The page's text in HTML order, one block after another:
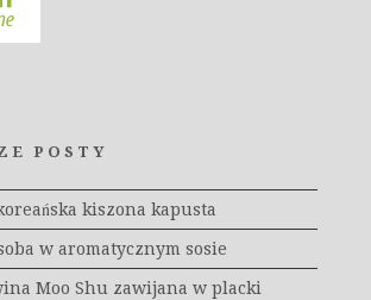
POSTY
kiszona kapusta
w aromatycznym sosie
Moo Shu zawijana w placki